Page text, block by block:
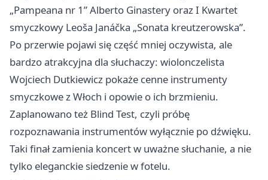
„Pampeana nr 1” Alberto Ginastery oraz I Kwartet
smyczkowy Leoša Janáčka „Sonata kreutzerowska”.
Po przerwie pojawi się część mniej oczywista, ale
bardzo atrakcyjna dla słuchaczy: wiolonczelista
Wojciech Dutkiewicz pokaże cenne instrumenty
smyczkowe z Włoch i opowie o ich brzmieniu.
Zaplanowano też Blind Test, czyli próbę
rozpoznawania instrumentów wyłącznie po dźwięku.
Taki finał zamienia koncert w uważne słuchanie, a nie
tylko eleganckie siedzenie w fotelu.